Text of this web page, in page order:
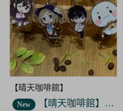
【呷某Bar】
New 【呷某Bar】舉杯菟菟款 飯友